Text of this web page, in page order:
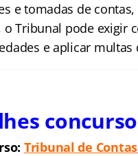
e tomadas de
o Tribunal pode exigir
e aplicar multas
concurso
Tribunal de Contas